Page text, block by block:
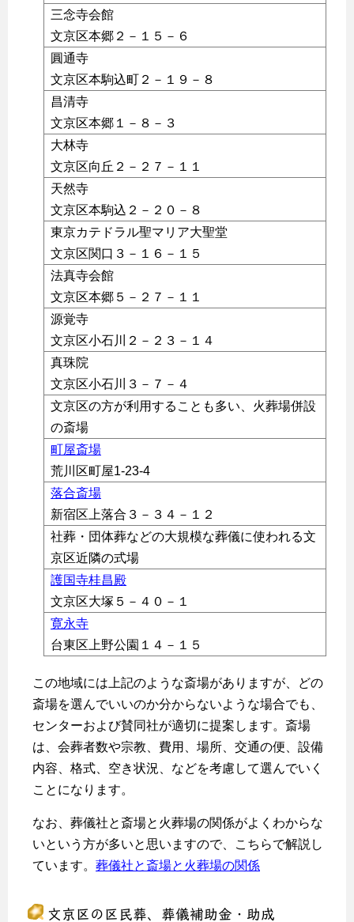
三念寺会館
文京区本郷２－１５－６
圓通寺
文京区本駒込町２－１９－８
昌清寺
文京区本郷１－８－３
大林寺
文京区向丘２－２７－１１
天然寺
文京区本駒込２－２０－８
東京カテドラル聖マリア大聖堂
文京区関口３－１６－１５
法真寺会館
文京区本郷５－２７－１１
源覚寺
文京区小石川２－２３－１４
真珠院
文京区小石川３－７－４
文京区の方が利用することも多い、火葬場併設
の斎場
町屋斎場
荒川区町屋1-23-4
落合斎場
新宿区上落合３－３４－１２
社葬・団体葬などの大規模な葬儀に使われる文
京区近隣の式場
護国寺桂昌殿
文京区大塚５－４０－１
寛永寺
台東区上野公園１４－１５
この地域には上記のような斎場がありますが、どの
斎場を選んでいいのか分からないような場合でも、
センターおよび賛同社が適切に提案します。斎場
は、会葬者数や宗教、費用、場所、交通の便、設備
内容、格式、空き状況、などを考慮して選んでいく
ことになります。
なお、葬儀社と斎場と火葬場の関係がよくわからな
いという方が多いと思いますので、こちらで解説し
ています。 葬儀社と斎場と火葬場の関係
文京区の区民葬、葬儀補助金・助成